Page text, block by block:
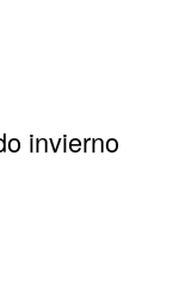
invierno